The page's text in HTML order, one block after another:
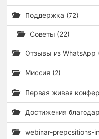
Поддержка (72)
Советы (22)
Отзывы из WhatsApp
Миссия (2)
Первая живая
Достижения
webinar-prepositions-